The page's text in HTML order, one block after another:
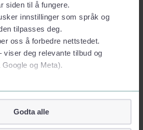
siden til å fungere.
innstillinger som språk og
tilpasses deg.
oss å forbedre nettstedet.
viser deg relevante tilbud og
og Meta).
for personvern
Godta alle